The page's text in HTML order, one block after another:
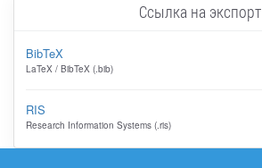
Ссылка на экспорт
BibTeX
LaTeX / BibTeX (.bib)
RIS
Research Information Systems (.ris)